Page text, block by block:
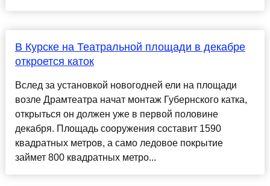
В Курске на Театральной площади в декабре
откроется каток
Вслед за установкой новогодней ели на площади
возле Драмтеатра начат монтаж Губернского катка,
открыться он должен уже в первой половине
декабря. Площадь сооружения составит 1590
квадратных метров, а само ледовое покрытие
займет 800 квадратных метро...